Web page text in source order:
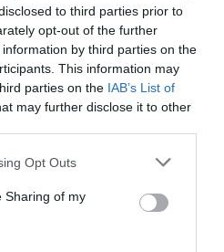
to third parties prior to
opt-out of the further
by third parties on the
This information may
parties on the IAB’s List of
may further disclose it to other
app uses one or more Google
behaviour. You may click to
and its third-party tags to
purposes in below Google
Opt Outs
Sharing of my
Παιανίας 1994
Παιανίας 1997
2000
Ιταλίας «Άνα
Ορεστιάδας